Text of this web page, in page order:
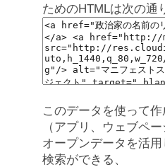
ためのHTMLは次の通
このデータを使って
（アプリ、ウェブペー
オープンデータを活用
検索ができる、